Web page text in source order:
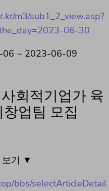
m3/sub1_2_view.asp?
06-30
06 ~ 2023-06-09
사회적기업가 육
업팀 모집
보기 ▼
bbs/selectArticleDetail